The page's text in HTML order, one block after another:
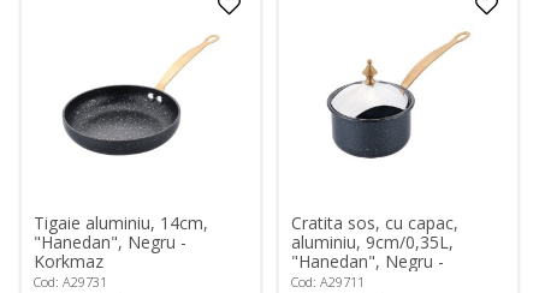
Tigaie aluminiu, 14cm,
"Hanedan", Negru -
Korkmaz
Cod: A29731
Cratita sos, cu capac,
aluminiu, 9cm/0,35L,
"Hanedan", Negru -
Korkmaz
Cod: A29711